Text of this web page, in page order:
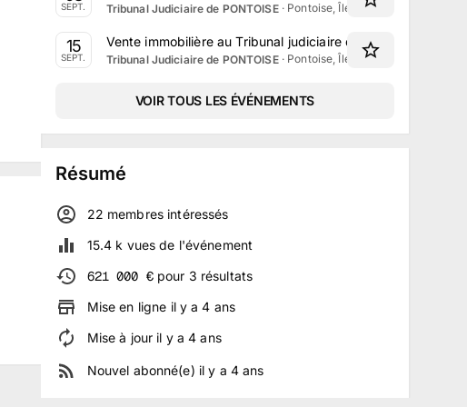
SEPT. Tribunal Judiciaire de PONTOISE· Pontoise, Île-de-France
15
SEPT.
Vente immobilière au Tribunal judiciaire de Pontoise le 15
Tribunal Judiciaire de PONTOISE· Pontoise, Île-de-France
VOIR TOUS LES ÉVÉNEMENTS
Résumé
22 membresintéressés
15.4 k vues de l'événement
621 000 €pour 3 résultats
Mise en ligne il y a4 ans
Mise à jour il y a4 ans
Nouvel abonné(e) il y a 4 ans